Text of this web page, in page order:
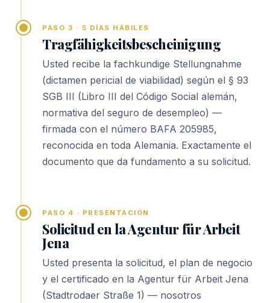
PASO 3 · 5 DÍAS HÁBILES
Tragfähigkeitsbescheinigung
Usted recibe la fachkundige Stellungnahme
(dictamen pericial de viabilidad) según el § 93
SGB III (Libro III del Código Social alemán,
normativa del seguro de desempleo) —
firmada con el número BAFA 205985,
reconocida en toda Alemania. Exactamente el
documento que da fundamento a su solicitud.
PASO 4 · PRESENTACIÓN
Solicitud en la Agentur für Arbeit
Jena
Usted presenta la solicitud, el plan de negocio
y el certificado en la Agentur für Arbeit Jena
(Stadtrodaer Straße 1) — nosotros